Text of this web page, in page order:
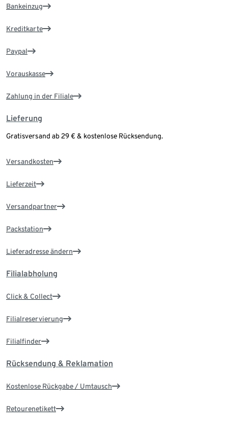
Bankeinzug
Kreditkarte
Paypal
Vorauskasse
Zahlung in der Filiale
Lieferung
Gratisversand ab 29 € & kostenlose Rücksendung.
Versandkosten
Lieferzeit
Versandpartner
Packstation
Lieferadresse ändern
Filialabholung
Click & Collect
Filialreservierung
Filialfinder
Rücksendung & Reklamation
Kostenlose Rückgabe / Umtausch
Retourenetikett